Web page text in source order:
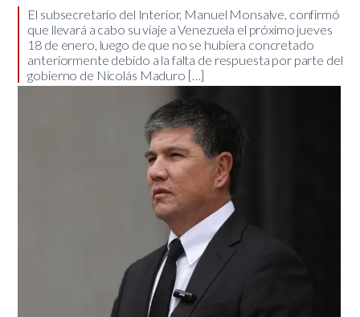
El subsecretario del Interior, Manuel Monsalve, confirmó
que llevará a cabo su viaje a Venezuela el próximo jueves
18 de enero, luego de que no se hubiera concretado
anteriormente debido a la falta de respuesta por parte del
gobierno de Nicolás Maduro […]